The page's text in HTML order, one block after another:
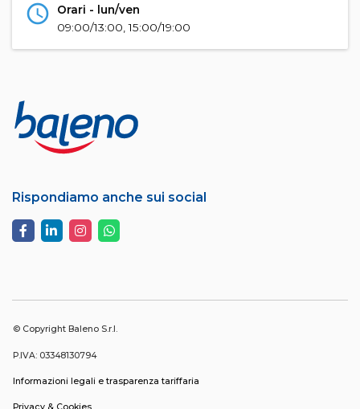
schedule
Orari - lun/ven
09:00/13:00, 15:00/19:00
Rispondiamo anche sui social
© Copyright Baleno S.r.l.
P.IVA: 03348130794
Informazioni legali e trasparenza tariffaria